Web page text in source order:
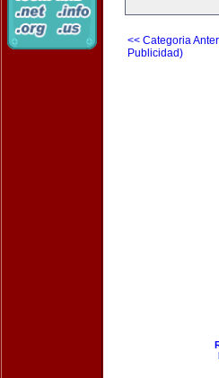
<< Categoria
Publicidad)